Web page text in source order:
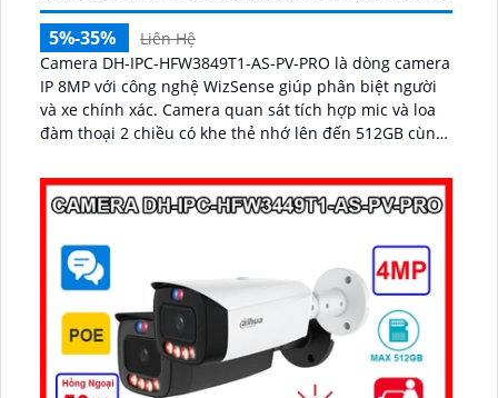
5%-35%
Liên Hệ
Camera DH-IPC-HFW3849T1-AS-PV-PRO là dòng camera
IP 8MP với công nghệ WizSense giúp phân biệt người
và xe chính xác. Camera quan sát tích hợp mic và loa
đàm thoại 2 chiều có khe thẻ nhớ lên đến 512GB cùng
thanh...